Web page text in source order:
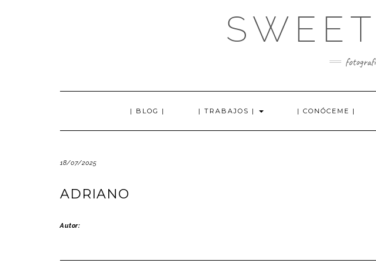
| BLOG | | TRABAJOS | | CONÓCEME |
18/07/2025
ADRIANO
Autor: